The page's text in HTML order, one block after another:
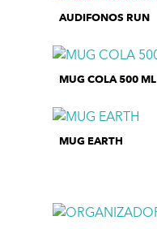
AUDIFONOS RUN
MUG COLA 500 ML
MUG EARTH